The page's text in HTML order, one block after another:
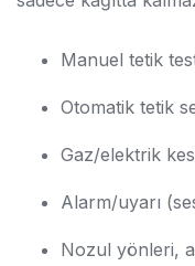
Manuel tetik
Otomatik tetik
Gaz/elektrik
Alarm/uyarı
Nozul yönleri,